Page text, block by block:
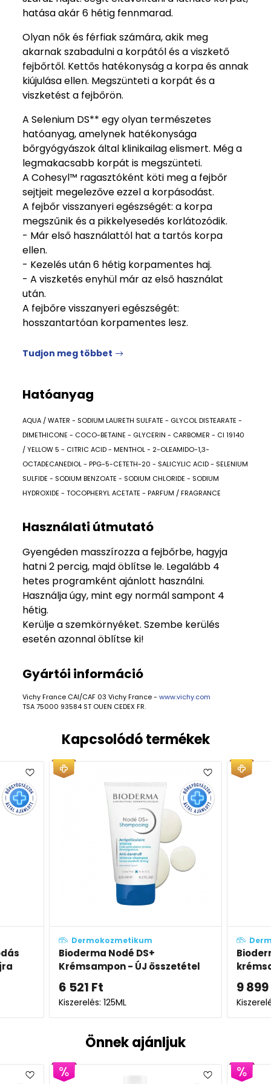
hatása akár 6 hétig fennmarad.
Olyan nők és férfiak számára, akik meg
akarnak szabadulni a korpától és a viszkető
fejbőrtől. Kettős hatékonyság a korpa és annak
kiújulása ellen. Megszünteti a korpát és a
viszketést a fejbőrön.
A Selenium DS** egy olyan természetes
hatóanyag, amelynek hatékonysága
bőrgyógyászok által klinikailag elismert. Még a
legmakacsabb korpát is megszünteti.
A Cohesyl™ ragasztóként köti meg a fejbőr
sejtjeit megelezőve ezzel a korpásodást.
A fejbőr visszanyeri egészségét: a korpa
megszűnik és a pikkelyesedés korlátozódik.
- Már első használattól hat a tartós korpa
ellen.
- Kezelés után 6 hétig korpamentes haj.
- A viszketés enyhül már az első használat
után.
A fejbőre visszanyeri egészségét:
hosszantartóan korpamentes lesz.
Tudjon meg többet
Hatóanyag
AQUA / WATER - SODIUM LAURETH SULFATE - GLYCOL DISTEARATE -
DIMETHICONE - COCO-BETAINE - GLYCERIN - CARBOMER - CI 19140
/ YELLOW 5 - CITRIC ACID - MENTHOL - 2-OLEAMIDO-1,3-
OCTADECANEDIOL - PPG-5-CETETH-20 - SALICYLIC ACID - SELENIUM
SULFIDE - SODIUM BENZOATE - SODIUM CHLORIDE - SODIUM
HYDROXIDE - TOCOPHERYL ACETATE - PARFUM / FRAGRANCE
Használati útmutató
Gyengéden masszírozza a fejbőrbe, hagyja
hatni 2 percig, majd öblítse le. Legalább 4
hetes programként ajánlott használni.
Használja úgy, mint egy normál sampont 4
hétig.
Kerülje a szemkörnyéket. Szembe kerülés
esetén azonnal öblítse ki!
Gyártói információ
Vichy France CAI/CAF 03 Vichy France - www.vichy.com
TSA 75000 93584 ST OUEN CEDEX FR.
Kapcsolódó termékek
Dermokozmetikum
Bioderma Nodé DS+
krémsampon duo-pack - ÚJ
9 899Ft
Kiszerelés: 2X125ML
gél
7
Önnek ajánljuk